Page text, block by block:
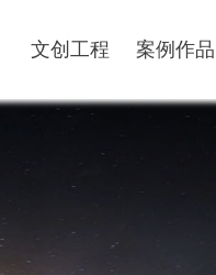
文创工程 案例作品